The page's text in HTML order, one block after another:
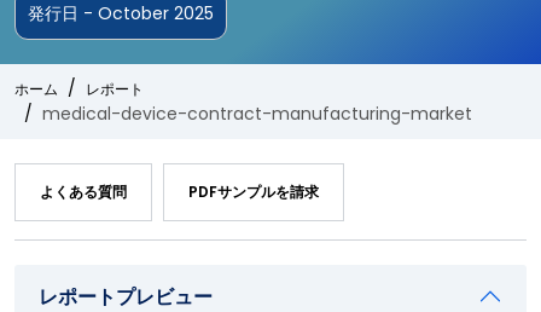
発行日 - October 2025
ホーム レポート
medical-device-contract-manufacturing-market
よくある質問 PDFサンプルを請求
レポートプレビュー